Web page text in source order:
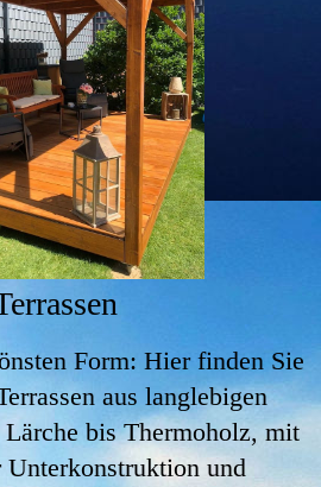
Form: Hier finden Sie
aus langlebigen
bis Thermoholz, mit
Unterkonstruktion und